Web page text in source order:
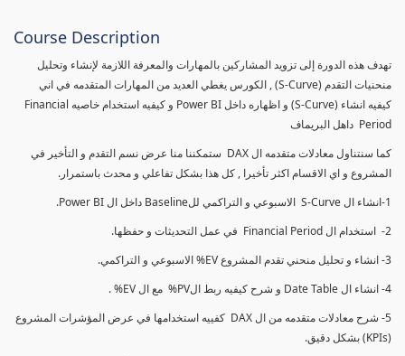
Course Description
تهدف هذه الدورة إلى تزويد المشاركين بالمهارات والمعرفة اللازمة لإنشاء وتحليل
منحنيات التقدم (S-Curve) , الكورس يغطي العديد من المهارات المتقدمه في اني
كيفيه انشاء (S-Curve) و اظهاره داخل Power BI و كيفيه استخدام خاصيه Financial
Period داهل البريماف
كما سنتناول معادلات متقدمه ال DAX ستمكننا منا عرض نسم التقدم و التأخير في
المشروع و اي الاقسام اكثر تأخيرا , كل هذا بشكل تفاعلي و محدث باستمرار.
1-انشاء ال S-Curve الاسبوعي و التراكمي للBaseline داخل ال Power BI.
2- استخدام ال Financial Period في عمل التحديثات و حفظها.
3- انشاء و تحليل منحني تقدم المشروع EV% الاسبوعي و التراكمي.
4- انشاء ال Date Table و شرح كيفيه ربط الPV% مع ال EV% .
5- شرح معادلات متقدمه من ال DAX كفييه استخدامها في عرض المؤشرات المشروع
(KPIs) بشكل دقيق.